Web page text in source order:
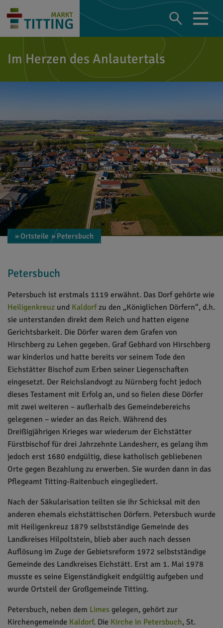
Im Herzen des Anlautertals
» Ortsteile » Petersbuch
Petersbuch
Petersbuch ist erstmals 1119 erwähnt. Das Dorf gehörte wie
Heiligenkreuz und Kaldorfzu den „Königlichen Dörfern“, d.h.
sie unterstanden direkt dem Reich und hatten eigene
Gerichtsbarkeit. Die Dörfer waren dem Grafen von
Hirschberg zu Lehen gegeben. Graf Gebhard von Hirschberg
war kinderlos und hatte bereits vor seinem Tode den
Eichstätter Bischof zum Erben seiner Liegenschaften
eingesetzt. Der Reichslandvogt zu Nürnberg focht jedoch
dieses Testament mit Erfolg an, und so fielen diese Dörfer
mit zwei weiteren – außerhalb des Gemeindebereichs
gelegenen – wieder an das Reich. Während des
Dreißigjährigen Krieges war wiederum der Eichstätter
Fürstbischof für drei Jahrzehnte Landesherr, es gelang ihm
jedoch erst 1680 endgültig, diese katholisch gebliebenen
Orte gegen Bezahlung zu erwerben. Sie wurden dann in das
Pflegeamt Titting-Raitenbuch eingegliedert.
Nach der Säkularisation teilten sie ihr Schicksal mit den
anderen ehemals eichstättischen Dörfern. Petersbuch wurde
mit Heiligenkreuz 1879 selbstständige Gemeinde des
Landkreises Hilpoltstein, blieb aber auch nach dessen
Auflösung im Zuge der Gebietsreform 1972 selbstständige
Gemeinde des Landkreises Eichstätt. Erst am 1. Mai 1978
musste es seine Eigenständigkeit endgültig aufgeben und
wurde Ortsteil der Großgemeinde Titting.
Petersbuch, neben dem Limes gelegen, gehört zur
Kirchengemeinde Kaldorf. Die Kirche in Petersbuch, St.